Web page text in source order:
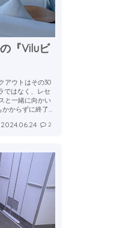
『Viluビ
アウトはその30
ではなく、レセ
と一緒に向かい
からずに終了...
2024.06.24 2